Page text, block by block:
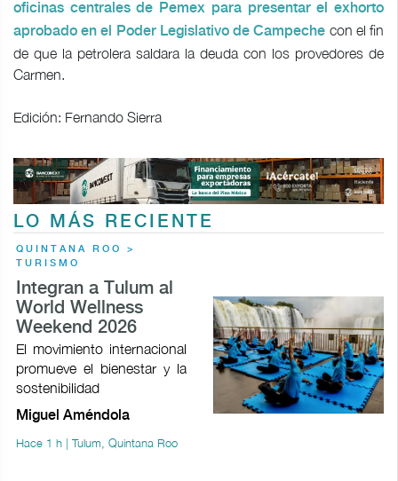
oficinas centrales de Pemex para presentar el exhorto
aprobado en el Poder Legislativo de Campeche con el fin
de que la petrolera saldara la deuda con los provedores de
Carmen.
Edición: Fernando Sierra
LO MÁS RECIENTE
QUINTANA ROO >
TURISMO
Integran a Tulum al
World Wellness
Weekend 2026
El movimiento internacional
promueve el bienestar y la
sostenibilidad
Miguel Améndola
Hace 1 h | Tulum, Quintana Roo